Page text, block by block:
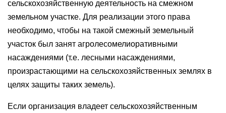
сельскохозяйственную деятельность на смежном
земельном участке. Для реализации этого права
необходимо, чтобы на такой смежный земельный
участок был занят агролесомелиоративными
насаждениями (т.е. лесными насаждениями,
произрастающими на сельскохозяйственных землях в
целях защиты таких земель).
Если организация владеет сельскохозяйственным